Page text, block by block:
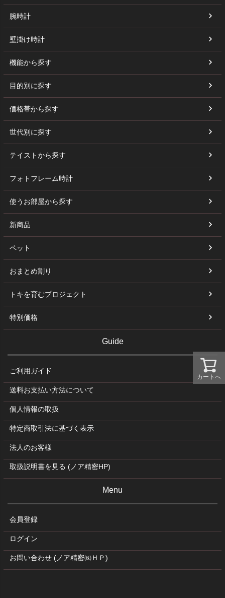
カートへ
腕時計
壁掛け時計
機能から探す
目的別に探す
価格帯から探す
世代別に探す
テイストから探す
フォトフレーム時計
使うお部屋から探す
新商品
ペット
おまとめ割り
トキを育むプロジェクト
特別価格
Guide
ご利用ガイド
送料お支払い方法について
個人情報の取扱
特定商取引法に基づく表示
法人のお客様
取扱説明書を見る (ノア精密HP)
Menu
会員登録
ログイン
お問い合わせ (ノア精密㈱ＨＰ)